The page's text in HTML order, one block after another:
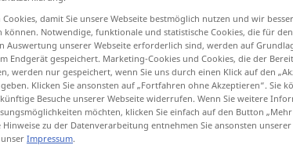
damit Sie unsere Webseite bestmöglich nutzen und wir
können. Notwendige, funktionale und statistische Cookies, die für
Auswertung unserer Webseite erforderlich sind, werden auf
Endgerät gespeichert. Marketing-Cookies und Cookies, die der
werden nur gespeichert, wenn Sie uns durch einen Klick auf den
Klicken Sie ansonsten auf „Fortfahren ohne Akzeptieren“. Sie
Besuche unserer Webseite widerrufen. Wenn Sie weitere
möchten, klicken Sie einfach auf den Button
Hinweise zu der Datenverarbeitung entnehmen Sie ansonsten unserer
Impressum.